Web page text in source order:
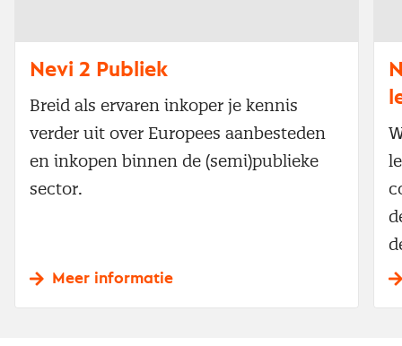
Nevi 2 Publiek
Breid als ervaren inkoper je kennis
verder uit over Europees aanbesteden
en inkopen binnen de (semi)publieke
sector.
Meer informatie